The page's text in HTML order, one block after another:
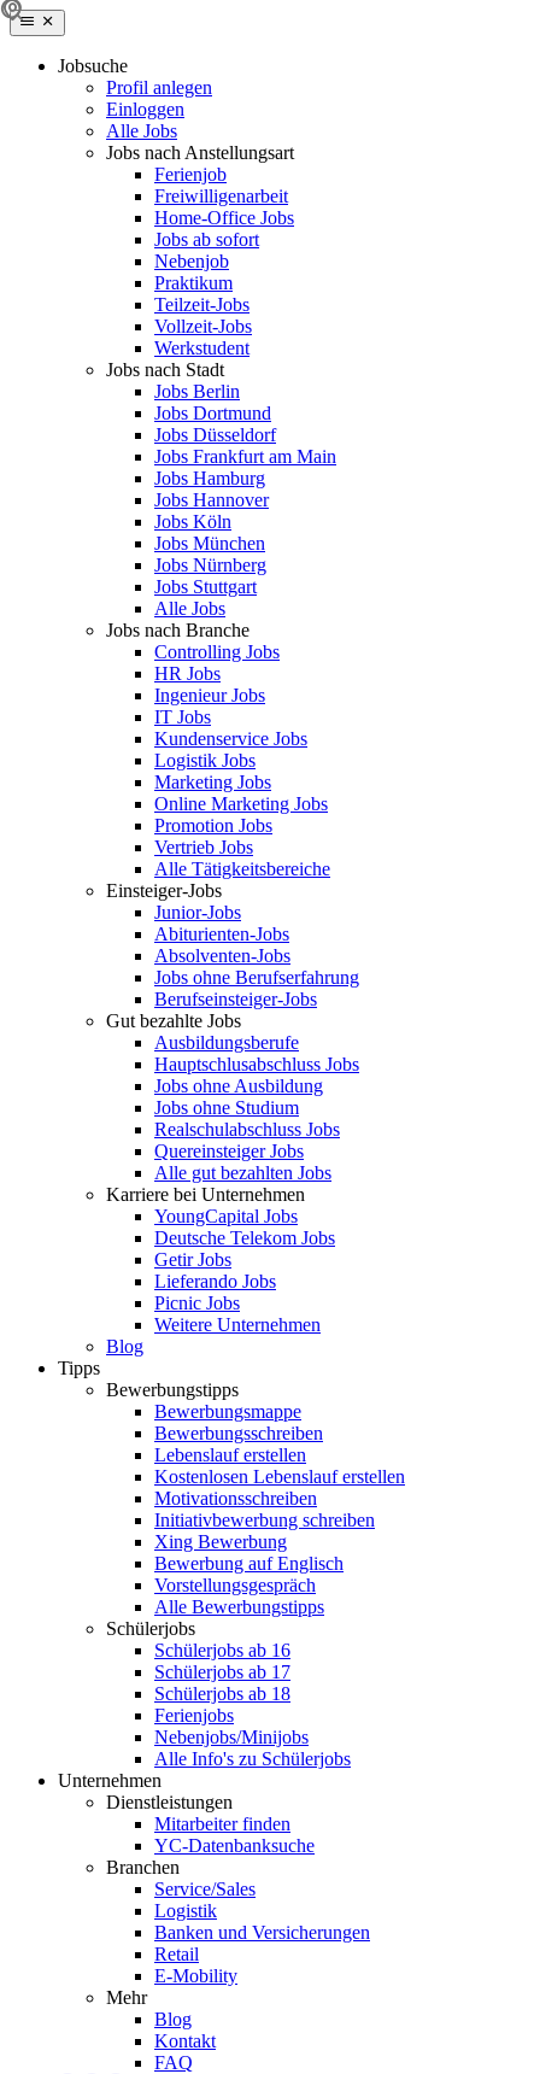
Jobsuche
Profil anlegen
Einloggen
Alle Jobs
Jobs nach Anstellungsart
Ferienjob
Freiwilligenarbeit
Home-Office Jobs
Jobs ab sofort
Nebenjob
Praktikum
Teilzeit-Jobs
Vollzeit-Jobs
Werkstudent
Jobs nach Stadt
Jobs Berlin
Jobs Dortmund
Jobs Düsseldorf
Jobs Frankfurt am Main
Jobs Hamburg
Jobs Hannover
Jobs Köln
Jobs München
Jobs Nürnberg
Jobs Stuttgart
Alle Jobs
Jobs nach Branche
Controlling Jobs
HR Jobs
Ingenieur Jobs
IT Jobs
Kundenservice Jobs
Logistik Jobs
Marketing Jobs
Online Marketing Jobs
Promotion Jobs
Vertrieb Jobs
Alle Tätigkeitsbereiche
Einsteiger-Jobs
Junior-Jobs
Abiturienten-Jobs
Absolventen-Jobs
Jobs ohne Berufserfahrung
Berufseinsteiger-Jobs
Gut bezahlte Jobs
Ausbildungsberufe
Hauptschlusabschluss Jobs
Jobs ohne Ausbildung
Jobs ohne Studium
Realschulabschluss Jobs
Quereinsteiger Jobs
Alle gut bezahlten Jobs
Karriere bei Unternehmen
YoungCapital Jobs
Deutsche Telekom Jobs
Getir Jobs
Lieferando Jobs
Picnic Jobs
Weitere Unternehmen
Blog
Tipps
Bewerbungstipps
Bewerbungsmappe
Bewerbungsschreiben
Lebenslauf erstellen
Kostenlosen Lebenslauf erstellen
Motivationsschreiben
Initiativbewerbung schreiben
Xing Bewerbung
Bewerbung auf Englisch
Vorstellungsgespräch
Alle Bewerbungstipps
Schülerjobs
Schülerjobs ab 16
Schülerjobs ab 17
Schülerjobs ab 18
Ferienjobs
Nebenjobs/Minijobs
Alle Info's zu Schülerjobs
Unternehmen
Dienstleistungen
Mitarbeiter finden
YC-Datenbanksuche
Branchen
Service/Sales
Logistik
Banken und Versicherungen
Retail
E-Mobility
Mehr
Blog
Kontakt
FAQ